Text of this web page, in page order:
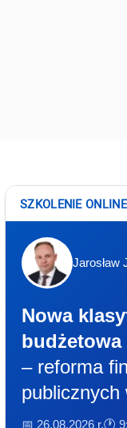
SZKOLENIE ONLINE
Jarosław
Nowa
budżetowa
– reforma
publicznych
📅 26.08.2026 r.🕐